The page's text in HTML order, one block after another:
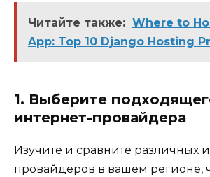
Читайте также: Where to
App: Top 10 Django Hosting
1. Выберите
интернет-провайдера
Изучите и сравните различных
провайдеров в вашем регионе,